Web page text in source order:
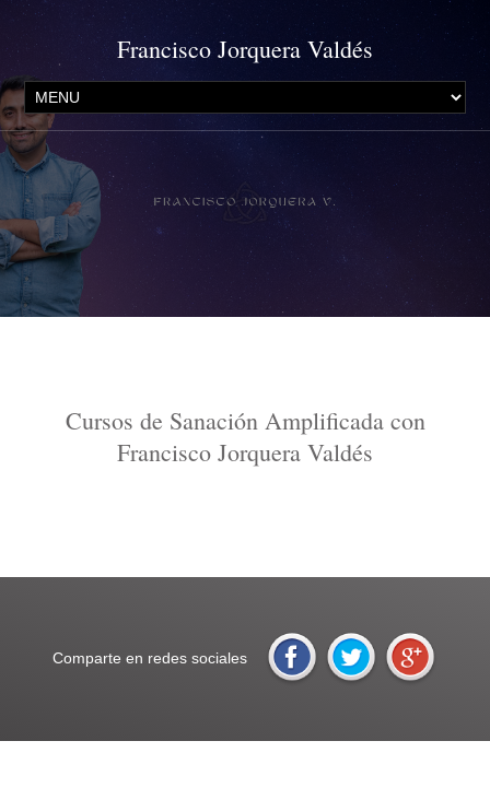
Francisco Jorquera Valdés
Cursos de Sanación Amplificada con
Francisco Jorquera Valdés
Comparte en redes sociales